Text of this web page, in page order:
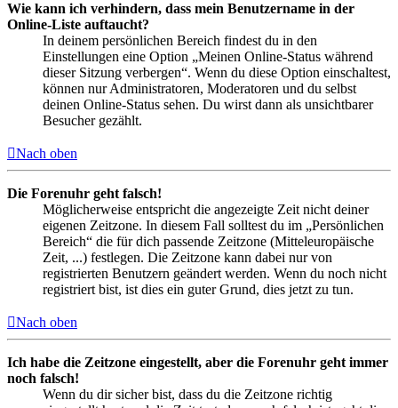
Wie kann ich verhindern, dass mein Benutzername in der
Online-Liste auftaucht?
In deinem persönlichen Bereich findest du in den
Einstellungen eine Option „Meinen Online-Status während
dieser Sitzung verbergen“. Wenn du diese Option einschaltest,
können nur Administratoren, Moderatoren und du selbst
deinen Online-Status sehen. Du wirst dann als unsichtbarer
Besucher gezählt.
Nach oben
Die Forenuhr geht falsch!
Möglicherweise entspricht die angezeigte Zeit nicht deiner
eigenen Zeitzone. In diesem Fall solltest du im „Persönlichen
Bereich“ die für dich passende Zeitzone (Mitteleuropäische
Zeit, ...) festlegen. Die Zeitzone kann dabei nur von
registrierten Benutzern geändert werden. Wenn du noch nicht
registriert bist, ist dies ein guter Grund, dies jetzt zu tun.
Nach oben
Ich habe die Zeitzone eingestellt, aber die Forenuhr geht immer
noch falsch!
Wenn du dir sicher bist, dass du die Zeitzone richtig